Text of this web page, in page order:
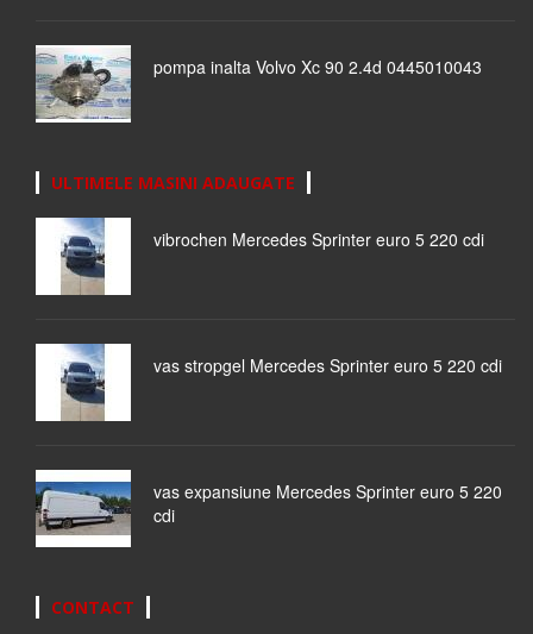
pompa inalta Volvo Xc 90 2.4d 0445010043
ULTIMELE MASINI ADAUGATE
vibrochen Mercedes Sprinter euro 5 220 cdi
vas stropgel Mercedes Sprinter euro 5 220 cdi
vas expansiune Mercedes Sprinter euro 5 220
cdi
CONTACT